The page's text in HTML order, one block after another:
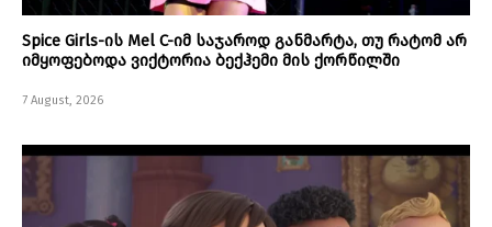
Spice Girls-ის Mel C-იმ საჯაროდ განმარტა, თუ რატომ არ
იმყოფებოდა ვიქტორია ბექჰემი მის ქორწილში
7 August, 2026